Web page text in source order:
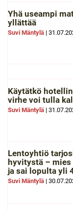
Yhä useampi
yllättää
Suvi Mäntylä |
Käytätkö
virhe voi tulla
Suvi Mäntylä |
Lentoyhtiö
hyvitystä –
ja sai lopulta yli
Suvi Mäntylä |